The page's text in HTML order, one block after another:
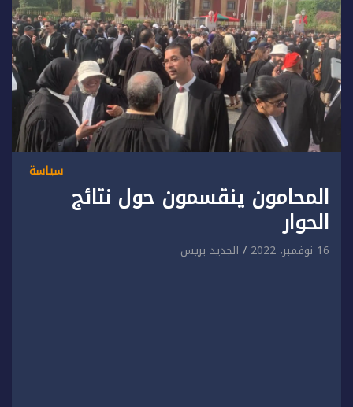
سياسة
المحامون ينقسمون حول نتائج
الحوار
16 نوفمبر، 2022 الجديد بريس